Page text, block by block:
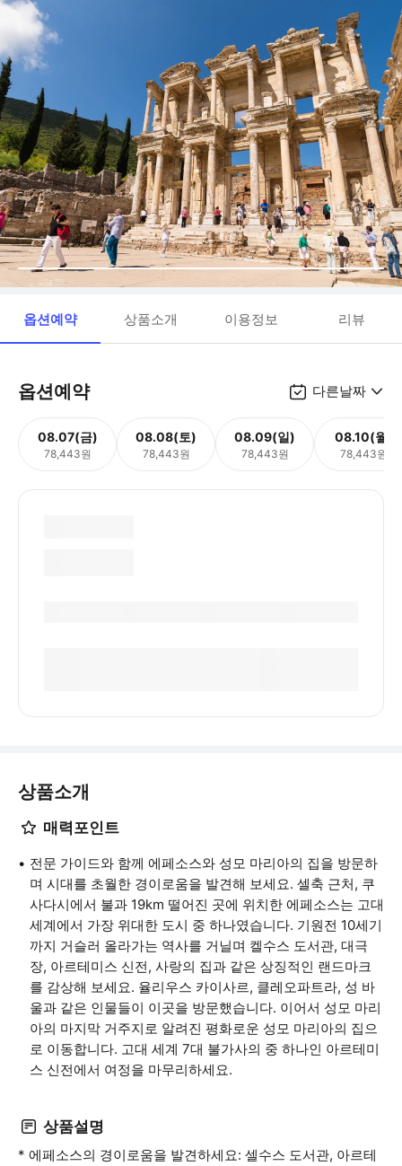
옵션예약 상품소개 이용정보 리뷰
옵션예약 다른날짜
08.07(금)
78,443원
08.08(토)
78,443원
08.09(일)
78,443원
08.10(월)
78,443원
상품소개
매력포인트
전문 가이드와 함께 에페소스와 성모 마리아의 집을 방문하
며 시대를 초월한 경이로움을 발견해 보세요. 셀축 근처, 쿠
사다시에서 불과 19km 떨어진 곳에 위치한 에페소스는 고대
세계에서 가장 위대한 도시 중 하나였습니다. 기원전 10세기
까지 거슬러 올라가는 역사를 거닐며 켈수스 도서관, 대극
장, 아르테미스 신전, 사랑의 집과 같은 상징적인 랜드마크
를 감상해 보세요. 율리우스 카이사르, 클레오파트라, 성 바
울과 같은 인물들이 이곳을 방문했습니다. 이어서 성모 마리
아의 마지막 거주지로 알려진 평화로운 성모 마리아의 집으
로 이동합니다. 고대 세계 7대 불가사의 중 하나인 아르테미
스 신전에서 여정을 마무리하세요.
상품설명
* 에페소스의 경이로움을 발견하세요: 셀수스 도서관, 아르테